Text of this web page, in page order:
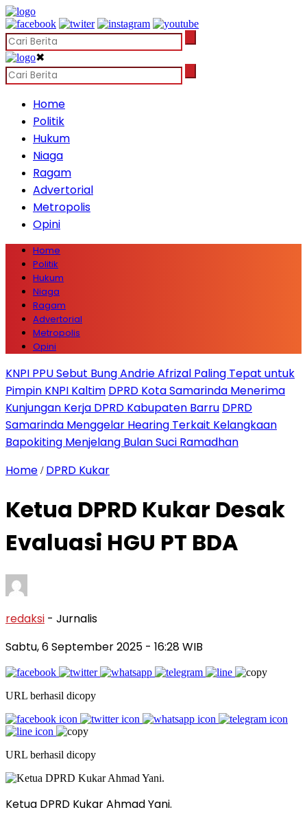
✖
Home
Politik
Hukum
Niaga
Ragam
Advertorial
Metropolis
Opini
Home
Politik
Hukum
Niaga
Ragam
Advertorial
Metropolis
Opini
KNPI PPU Sebut Bung Andrie Afrizal Paling Tepat untuk
Pimpin KNPI Kaltim DPRD Kota Samarinda Menerima
Kunjungan Kerja DPRD Kabupaten Barru DPRD
Samarinda Menggelar Hearing Terkait Kelangkaan
Bapokiting Menjelang Bulan Suci Ramadhan
Home / DPRD Kukar
Ketua DPRD Kukar Desak
Evaluasi HGU PT BDA
redaksi - Jurnalis
Sabtu, 6 September 2025 - 16:28 WIB
URL berhasil dicopy
URL berhasil dicopy
Ketua DPRD Kukar Ahmad Yani.